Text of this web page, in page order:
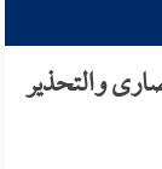
والتحذير